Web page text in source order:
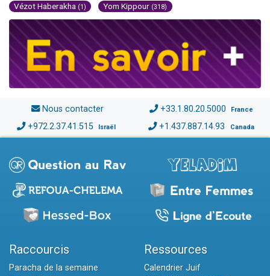
Vézot Haberakha (1) Yom Kippour (318)
Nous contacter +33.1.80.20.5000 France
+972.2.37.41.515 Israël +1.437.887.14.93 Canada
Raccourcis
Paracha de la semaine
Ressources
Calendrier Juif